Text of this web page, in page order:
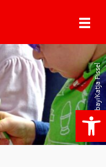
Pixabay/Katja Fissel